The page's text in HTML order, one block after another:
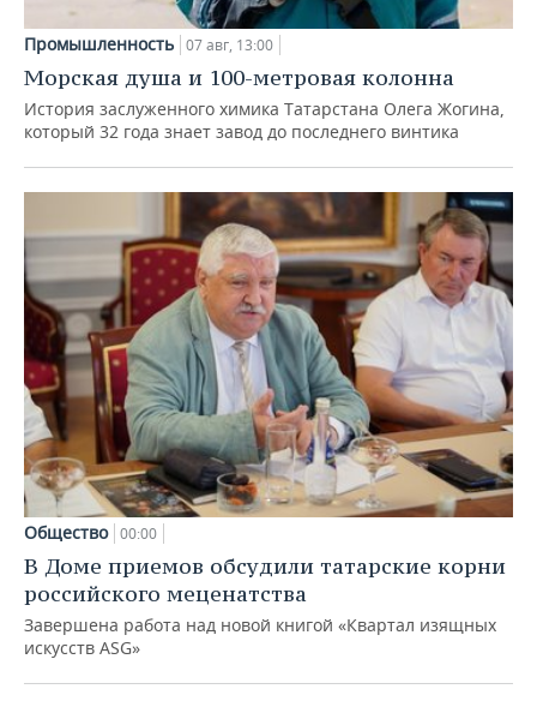
Промышленность 07 авг, 13:00
Морская душа и 100-метровая колонна
История заслуженного химика Татарстана Олега Жогина,
который 32 года знает завод до последнего винтика
Общество 00:00
В Доме приемов обсудили татарские корни
российского меценатства
Завершена работа над новой книгой «Квартал изящных
искусств ASG»